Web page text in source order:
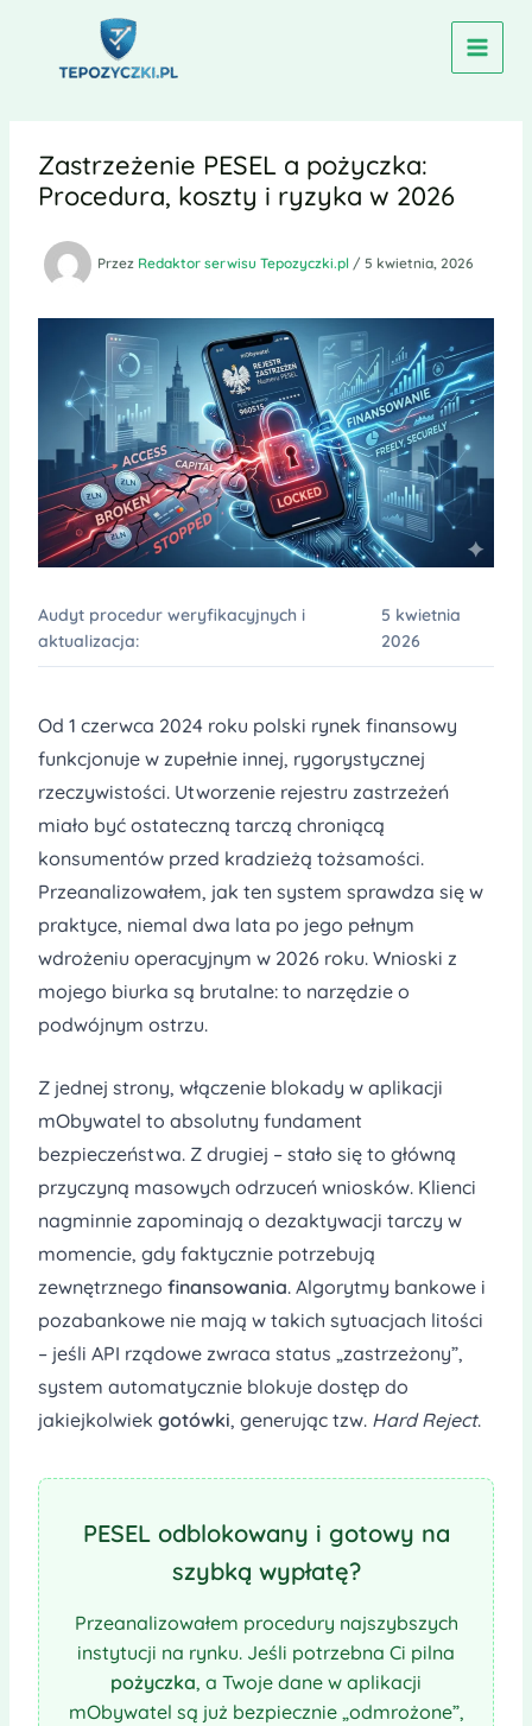
Zastrzeżenie PESEL a pożyczka:
Procedura, koszty i ryzyka w 2026
Przez Redaktor serwisu Tepozyczki.pl / 5 kwietnia, 2026
Audyt procedur weryfikacyjnych i
aktualizacja:
5 kwietnia
2026
Od 1 czerwca 2024 roku polski rynek finansowy
funkcjonuje w zupełnie innej, rygorystycznej
rzeczywistości. Utworzenie rejestru zastrzeżeń
miało być ostateczną tarczą chroniącą
konsumentów przed kradzieżą tożsamości.
Przeanalizowałem, jak ten system sprawdza się w
praktyce, niemal dwa lata po jego pełnym
wdrożeniu operacyjnym w 2026 roku. Wnioski z
mojego biurka są brutalne: to narzędzie o
podwójnym ostrzu.
Z jednej strony, włączenie blokady w aplikacji
mObywatel to absolutny fundament
bezpieczeństwa. Z drugiej – stało się to główną
przyczyną masowych odrzuceń wniosków. Klienci
nagminnie zapominają o dezaktywacji tarczy w
momencie, gdy faktycznie potrzebują
zewnętrznego finansowania. Algorytmy bankowe i
pozabankowe nie mają w takich sytuacjach litości
– jeśli API rządowe zwraca status „zastrzeżony”,
system automatycznie blokuje dostęp do
jakiejkolwiek gotówki, generując tzw. Hard Reject.
PESEL odblokowany i gotowy na
szybką wypłatę?
Przeanalizowałem procedury najszybszych
instytucji na rynku. Jeśli potrzebna Ci pilna
pożyczka, a Twoje dane w aplikacji
mObywatel są już bezpiecznie „odmrożone”,